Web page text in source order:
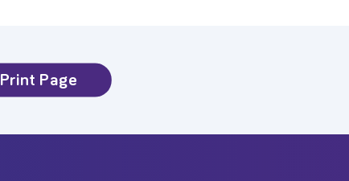
Print Page